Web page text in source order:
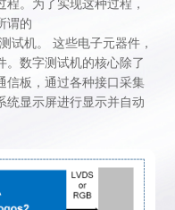
。为了实现这种过程，
谓的
试机。 这些电子元器件，
。数字测试机的核心除了
信板，通过各种接口采集
统显示屏进行显示并自动